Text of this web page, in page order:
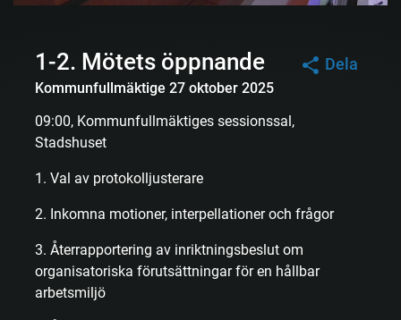
Dela
1-2. Mötets öppnande
Kommunfullmäktige 27 oktober 2025
09:00, Kommunfullmäktiges sessionssal,
Stadshuset
1. Val av protokolljusterare
2. Inkomna motioner, interpellationer och frågor
3. Återrapportering av inriktningsbeslut om
organisatoriska förutsättningar för en hållbar
arbetsmiljö